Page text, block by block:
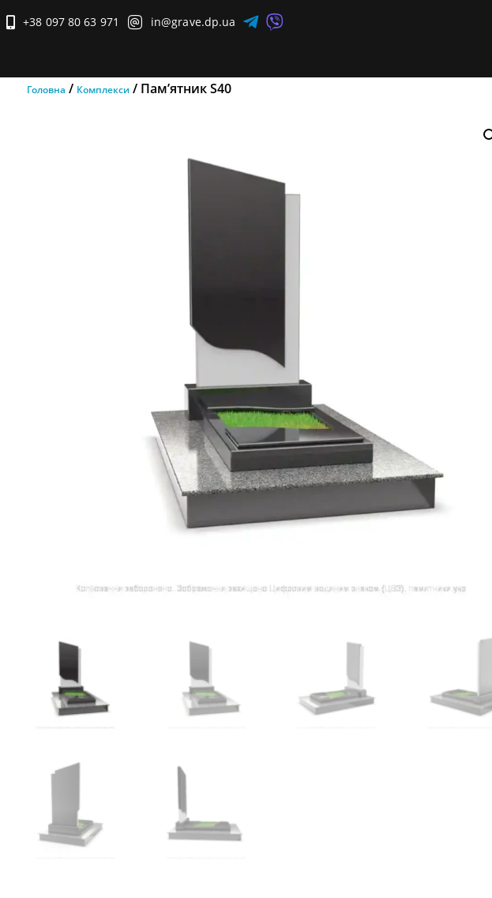
 +38 097 80 63 971  in@grave.dp.ua  
Головна / Комплекси/ Пам’ятник S40